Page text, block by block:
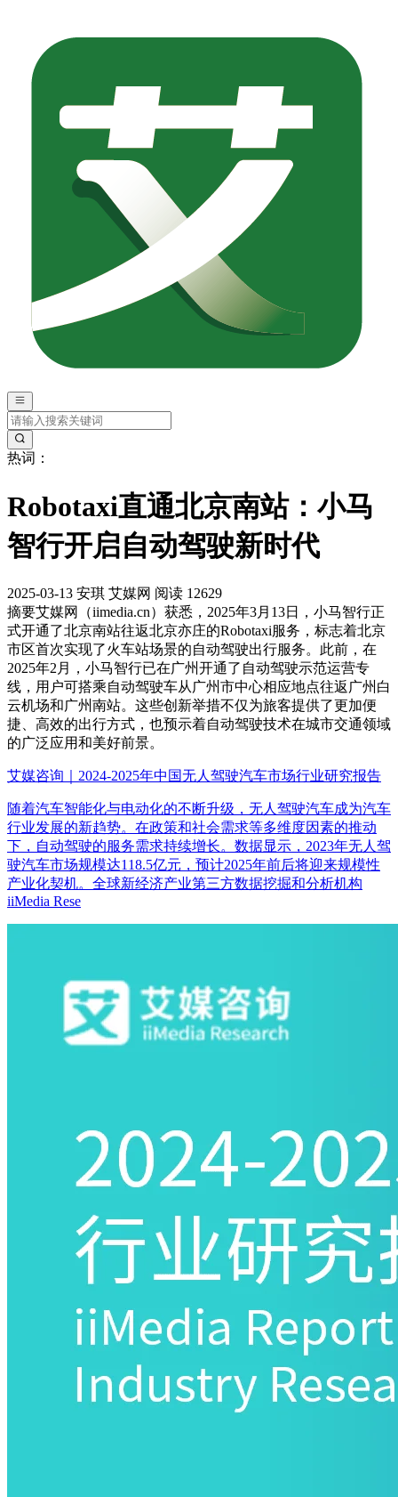
热词：
Robotaxi直通北京南站：小马
智行开启自动驾驶新时代
2025-03-13 安琪 艾媒网 阅读 12629
摘要艾媒网（iimedia.cn）获悉，2025年3月13日，小马智行正
式开通了北京南站往返北京亦庄的Robotaxi服务，标志着北京
市区首次实现了火车站场景的自动驾驶出行服务。此前，在
2025年2月，小马智行已在广州开通了自动驾驶示范运营专
线，用户可搭乘自动驾驶车从广州市中心相应地点往返广州白
云机场和广州南站。这些创新举措不仅为旅客提供了更加便
捷、高效的出行方式，也预示着自动驾驶技术在城市交通领域
的广泛应用和美好前景。
艾媒咨询｜2024-2025年中国无人驾驶汽车市场行业研究报告
随着汽车智能化与电动化的不断升级，无人驾驶汽车成为汽车
行业发展的新趋势。在政策和社会需求等多维度因素的推动
下，自动驾驶的服务需求持续增长。数据显示，2023年无人驾
驶汽车市场规模达118.5亿元，预计2025年前后将迎来规模性
产业化契机。全球新经济产业第三方数据挖掘和分析机构
iiMedia Rese